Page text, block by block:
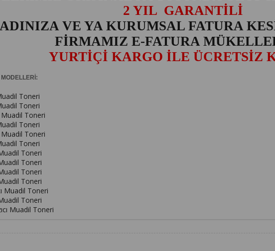
2 YIL GARANTİLİ
ADINIZA VE YA KURUMSAL FATURA
FİRMAMIZ E-FATURA
YURTİÇİ KARGO İLE ÜCRETSİZ
Toneri
Toneri
Muadil Toneri
Toneri
Muadil Toneri
Toneri
Toneri
Toneri
Toneri
Toneri
Muadil Toneri
Toneri
Muadil Toneri